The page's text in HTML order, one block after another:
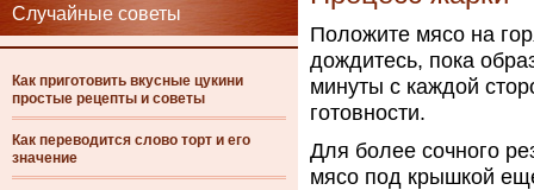
Случайные советы
Как приготовить вкусные цукини
простые рецепты и советы
Как переводится слово торт и его
значение
Положите мясо на
дождитесь, пока
минуты с каждой
готовности.
Для более сочного
мясо под крышкой